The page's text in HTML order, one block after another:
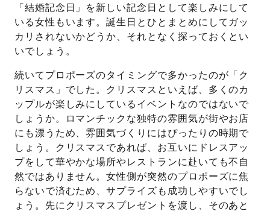
「結婚記念日」を新しい記念日として楽しみにして
いる女性もいます。誕生日とひとまとめにしてガッ
カリされないかどうか、それとなく探っておくとい
いでしょう。
続いてプロポーズのタイミングで多かったのが「ク
リスマス」でした。クリスマスといえば、多くのカ
ップルが楽しみにしているイベントなのではないで
しょうか。ロマンチックな独特の雰囲気が街やお店
にも漂うため、雰囲気づくりにはぴったりの時期で
しょう。クリスマスであれば、お互いにドレスアッ
プをして華やかな場所やレストランに赴いても不自
然ではありません。女性側が突然のプロポーズに焦
らないで済むため、サプライズも成功しやすいでし
ょう。先にクリスマスプレゼントを渡し、そのあと